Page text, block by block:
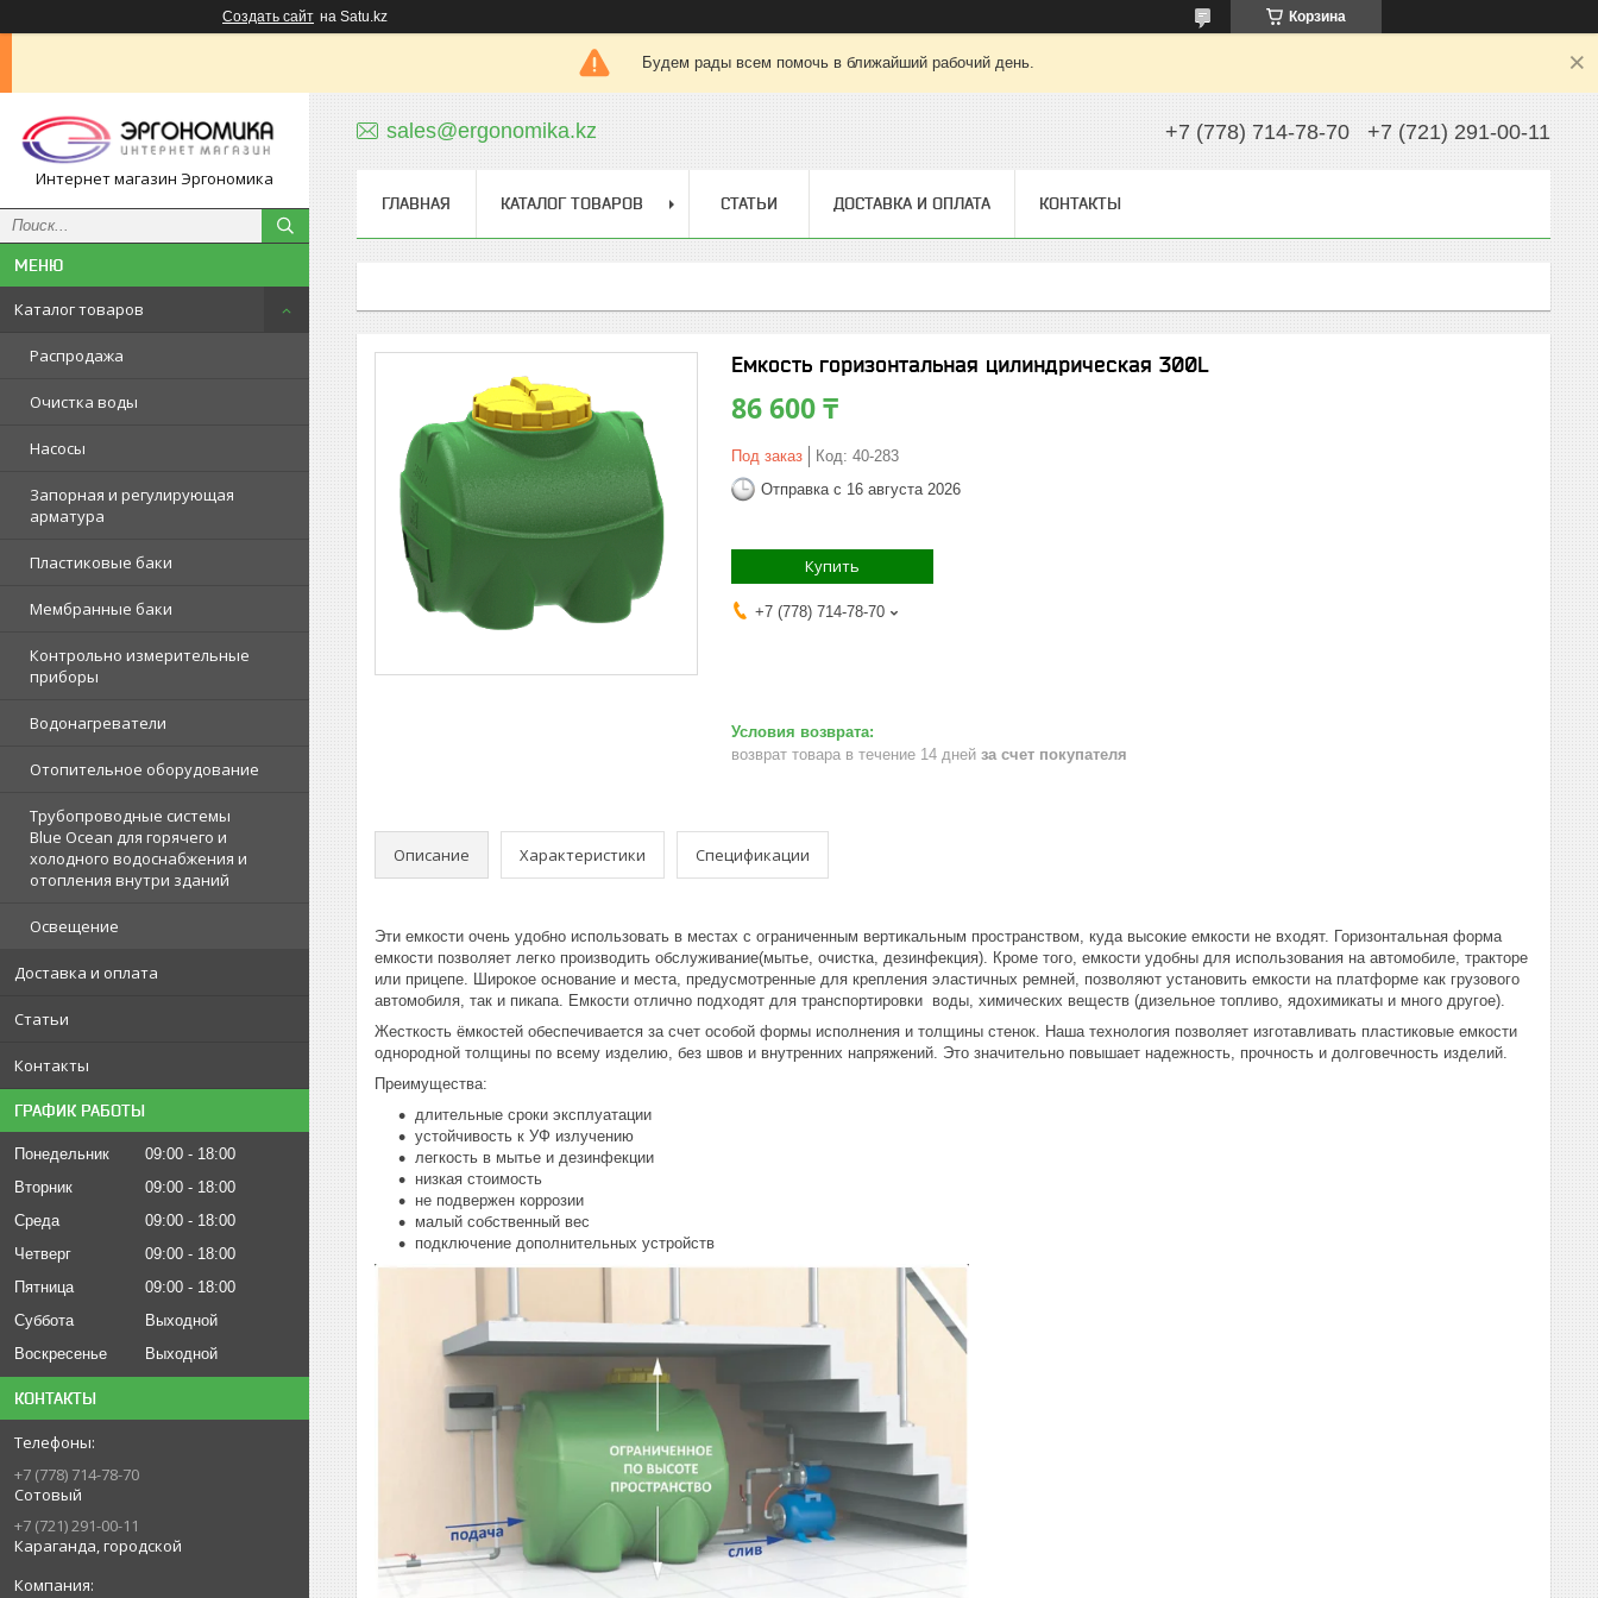
Создать сайт на Satu.kz Корзина
Будем рады всем помочь в ближайший рабочий день.
Интернет магазин Эргономика
Каталог товаров
Распродажа
Очистка воды
Насосы
Запорная и регулирующая
арматура
Пластиковые баки
Мембранные баки
Контрольно измерительные
приборы
Водонагреватели
Отопительное оборудование
Трубопроводные системы
Blue Ocean для горячего и
холодного водоснабжения и
отопления внутри зданий
Освещение
Доставка и оплата
Статьи
Контакты
ГРАФИК РАБОТЫ
Понедельник 09:00
18:00
Вторник
09:00
18:00
Среда
09:00
18:00
Четверг
09:00
18:00
Пятница
09:00
18:00
Суббота
Выходной
Воскресенье
Выходной
КОНТАКТЫ
+7 (778) 714-78-70
Сотовый
+7 (721) 291-00-11
Караганда, городской
sales@ergonomika.kz +7 (778) 714-78-70 +7 (721) 291-00-11
ГЛАВНАЯ КАТАЛОГ ТОВАРОВ СТАТЬИ ДОСТАВКА И ОПЛАТА КОНТАКТЫ
Емкость горизонтальная цилиндрическая 300L
86 600 ₸
Под заказ Код: 40-283
Отправка с 16 августа 2026
Купить
+7 (778) 714-78-70
возврат товара в течение 14 дней за счет покупателя
Описание Характеристики Спецификации
Эти емкости очень удобно использовать в местах с ограниченным вертикальным пространством, куда высокие емкости не входят. Горизонтальная форма
емкости позволяет легко производить обслуживание(мытье, очистка, дезинфекция). Кроме того, емкости удобны для использования на автомобиле, тракторе
или прицепе. Широкое основание и места, предусмотренные для крепления эластичных ремней, позволяют установить емкости на платформе как грузового
автомобиля, так и пикапа. Емкости отлично подходят для транспортировки воды, химических веществ (дизельное топливо, ядохимикаты и много другое).
Жесткость ёмкостей обеспечивается за счет особой формы исполнения и толщины стенок. Наша технология позволяет изготавливать пластиковые емкости
однородной толщины по всему изделию, без швов и внутренних напряжений. Это значительно повышает надежность, прочность и долговечность изделий.
Преимущества:
длительные сроки эксплуатации
устойчивость к УФ излучению
легкость в мытье и дезинфекции
низкая стоимость
не подвержен коррозии
малый собственный вес
подключение дополнительных устройств